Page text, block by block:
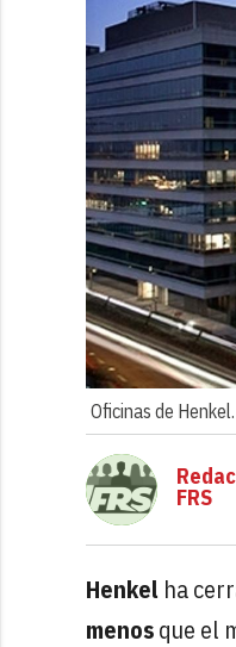
Oficinas de Henkel.
FRS
Henkel ha
menosque el